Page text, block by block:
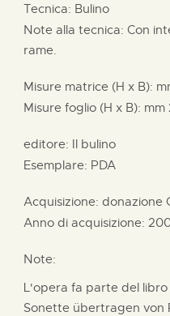
Tecnica: Bulino
Note alla tecnica: Con
rame.
Misure matrice (H x B):
Misure foglio (H x B): mm
editore: Il bulino
Esemplare: PDA
Acquisizione: donazione
Anno di acquisizione:
Note:
L'opera fa parte del
Sonette übertragen von